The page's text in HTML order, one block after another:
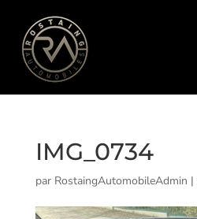
IMG_0734
par RostaingAutomobileAdmin |